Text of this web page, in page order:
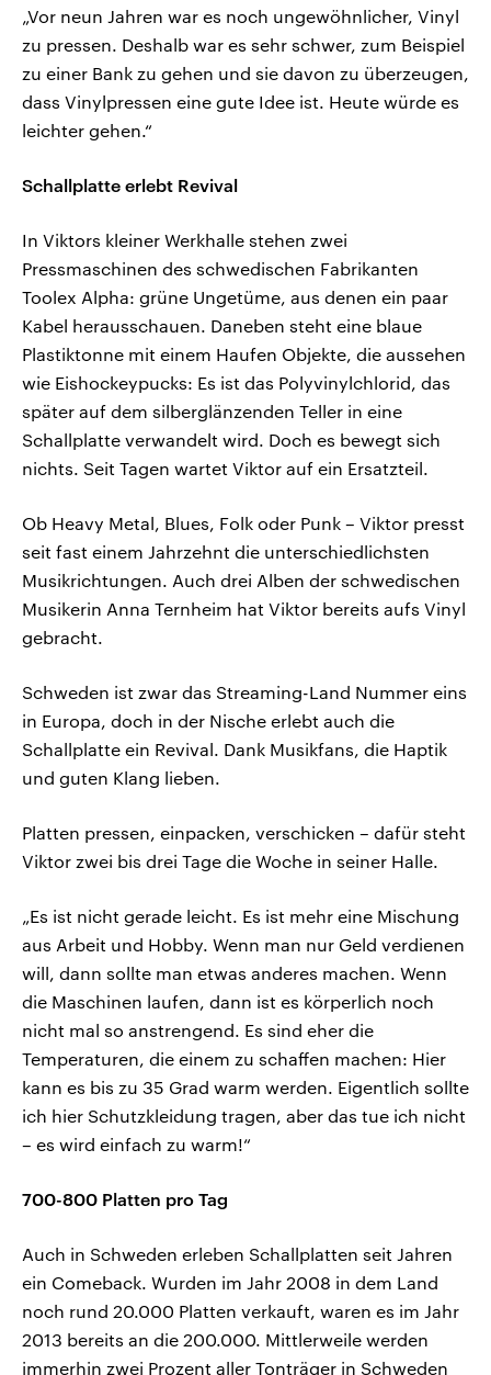
„Vor neun Jahren war es noch ungewöhnlicher, Vinyl
zu pressen. Deshalb war es sehr schwer, zum Beispiel
zu einer Bank zu gehen und sie davon zu überzeugen,
dass Vinylpressen eine gute Idee ist. Heute würde es
leichter gehen.“
Schallplatte erlebt Revival
In Viktors kleiner Werkhalle stehen zwei
Pressmaschinen des schwedischen Fabrikanten
Toolex Alpha: grüne Ungetüme, aus denen ein paar
Kabel herausschauen. Daneben steht eine blaue
Plastiktonne mit einem Haufen Objekte, die aussehen
wie Eishockeypucks: Es ist das Polyvinylchlorid, das
später auf dem silberglänzenden Teller in eine
Schallplatte verwandelt wird. Doch es bewegt sich
nichts. Seit Tagen wartet Viktor auf ein Ersatzteil.
Ob Heavy Metal, Blues, Folk oder Punk – Viktor presst
seit fast einem Jahrzehnt die unterschiedlichsten
Musikrichtungen. Auch drei Alben der schwedischen
Musikerin Anna Ternheim hat Viktor bereits aufs Vinyl
gebracht.
Schweden ist zwar das Streaming-Land Nummer eins
in Europa, doch in der Nische erlebt auch die
Schallplatte ein Revival. Dank Musikfans, die Haptik
und guten Klang lieben.
Platten pressen, einpacken, verschicken – dafür steht
Viktor zwei bis drei Tage die Woche in seiner Halle.
„Es ist nicht gerade leicht. Es ist mehr eine Mischung
aus Arbeit und Hobby. Wenn man nur Geld verdienen
will, dann sollte man etwas anderes machen. Wenn
die Maschinen laufen, dann ist es körperlich noch
nicht mal so anstrengend. Es sind eher die
Temperaturen, die einem zu schaffen machen: Hier
kann es bis zu 35 Grad warm werden. Eigentlich sollte
ich hier Schutzkleidung tragen, aber das tue ich nicht
– es wird einfach zu warm!“
700-800 Platten pro Tag
Auch in Schweden erleben Schallplatten seit Jahren
ein Comeback. Wurden im Jahr 2008 in dem Land
noch rund 20.000 Platten verkauft, waren es im Jahr
2013 bereits an die 200.000. Mittlerweile werden
immerhin zwei Prozent aller Tonträger in Schweden